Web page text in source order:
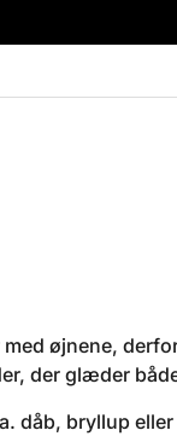
øjnene,
der glæder
dåb, bryllup